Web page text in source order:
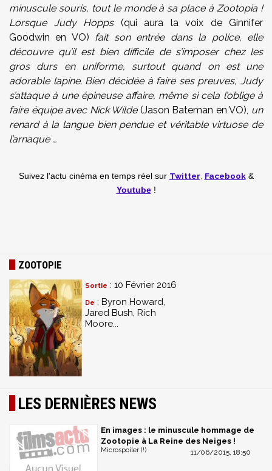
minuscule souris, tout le monde à sa place à Zootopia !
Lorsque Judy Hopps (qui aura la voix de Ginnifer
Goodwin en VO) fait son entrée dans la police, elle
découvre qu’il est bien difficile de s’imposer chez les
gros durs en uniforme, surtout quand on est une
adorable lapine. Bien décidée à faire ses preuves, Judy
s’attaque à une épineuse affaire, même si cela l’oblige à
faire équipe avec Nick Wilde (Jason Bateman en VO), un
renard à la langue bien pendue et véritable virtuose de
l’arnaque …
Suivez l'actu cinéma en temps réel sur Twitter Facebook&
Youtube!
ZOOTOPIE
Sortie : 10 Février 2016
De : Byron Howard,
Jared Bush, Rich
Moore...
LES DERNIÈRES NEWS
En images : le minuscule hommage de
Zootopie à La Reine des Neiges !
11/06/2015, 18:50
Microspoiler (!)